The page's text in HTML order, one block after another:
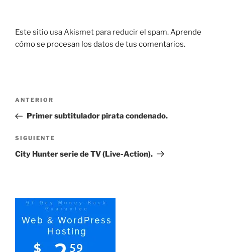
Este sitio usa Akismet para reducir el spam.Aprende
cómo se procesan los datos de tus comentarios.
Navegación
entradas
Entrada
anterior:
ANTERIOR
Primer subtitulador pirata condenado.
Siguiente
entrada
SIGUIENTE
City Hunter serie de TV (Live-Action).